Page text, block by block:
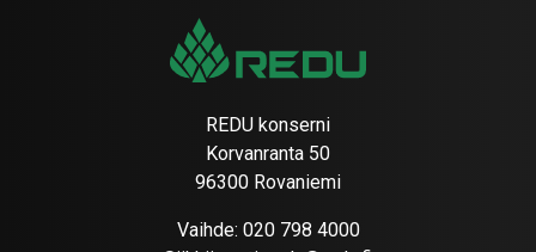
REDU konserni
Korvanranta 50
96300 Rovaniemi
Vaihde: 020 798 4000